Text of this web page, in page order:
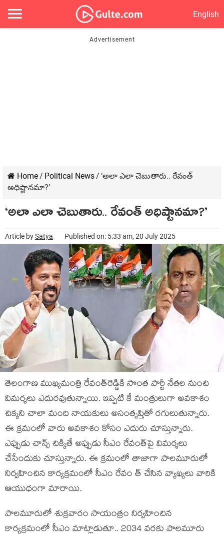
English
Home/ Political News/ ‘అలా ఎలా చెబుతారు.. రేవంత్
అధిష్టాన‌మా?’
‘అలా ఎలా చెబుతారు.. రేవంత్ అధిష్టాన‌మా?’
Article bySatya Published on: 5:33 am, 20 July 2025
తెలంగాణ ముఖ్య‌మంత్రి రేవంత్‌రెడ్డికి సొంత పార్టీ నేత‌ల నుంచి
విమ‌ర్శ‌లు ఎదుర‌వుతున్నాయి. ఇప్ప‌టి కే మంత్రులుగా అవ‌కాశం
చిక్క‌ని చాలా మంది నాయ‌కులు అసంతృప్తితో ర‌గులుతున్నారు.
ఈ క్ర‌మంలో వారు అవ‌కాశం కోసం ఎదురు చూస్తున్నారు.
ఎప్పుడు చాన్స్ చిక్కితే అప్పుడు సీఎం రేవంత్‌పై విమ‌ర్శ‌లు
చేసేందుకు చూస్తున్నారు. ఈ క్ర‌మంలో తాజాగా పాల‌మూరులో
నిర్వ‌హించిన కార్య‌క్ర‌మంలో సీఎం రేవం త్ చేసిన వ్యాఖ్య‌లు వారికి
ఆయుధంగా మారాయి.
పాల‌మూరులో శుక్ర‌వారం సాయంత్రం నిర్వ‌హించిన
కార్య‌క్ర‌మంలో సీఎం మాట్లాడుతూ.. 2034 వ‌ర‌కు పాలమూరు